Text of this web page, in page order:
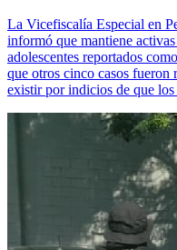
La Vicefiscalía Especial en
informó que mantiene
adolescentes reportados
que otros cinco casos fueron
existir por indicios de que